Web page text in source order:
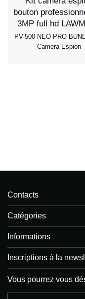
PV-500 NEO PRO
Camera Espion
Contacts
Catégories
Informations
Inscriptions à la
Vous pourrez vous